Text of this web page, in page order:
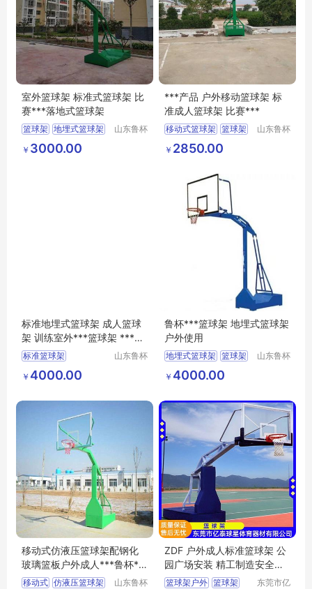
室外篮球架 标准式篮球架 比
赛***落地式篮球架
篮球架 地埋式篮球架
比赛
山东鲁杯
￥ 3000.00
***产品 户外移动篮球架 标
准成人篮球架 比赛***
移动式篮球架 篮球架
户外篮球架
山东鲁杯
￥ 2850.00
标准地埋式篮球架 成人篮球
架 训练室外***篮球架 ***销
售
标准篮球架
地埋式篮球架
销售
山东鲁杯
￥ 4000.00
鲁杯***篮球架 地埋式篮球架
户外使用
地埋式篮球架 篮球架
山东鲁杯
￥ 4000.00
移动式仿液压篮球架配钢化
玻璃篮板户外成人***鲁杯**
*移动式 仿液压篮球架
山东鲁杯
ZDF 户外成人标准篮球架 公
园广场安装 精工制造安全稳
固
篮球架户外 篮球架
东莞市亿